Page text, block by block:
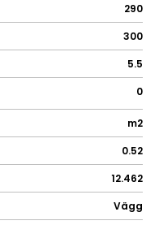
290
300
5.5
0
m2
0.52
12.462
Vägg